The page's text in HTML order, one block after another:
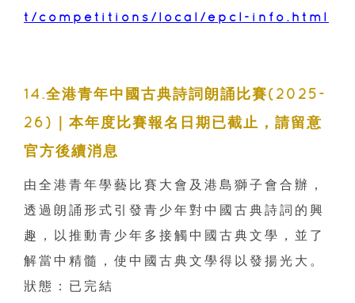
t/competitions/local/epcl-info.html
14.全港青年中國古典詩詞朗誦比賽(2025-
26)｜本年度比賽報名日期已截止，請留意
官方後續消息
由全港青年學藝比賽大會及港島獅子會合辦，
透過朗誦形式引發青少年對中國古典詩詞的興
趣，以推動青少年多接觸中國古典文學，並了
解當中精髓，使中國古典文學得以發揚光大。
狀態：已完結